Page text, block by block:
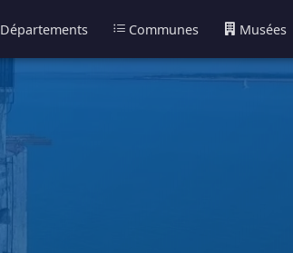
Départements Communes Musées